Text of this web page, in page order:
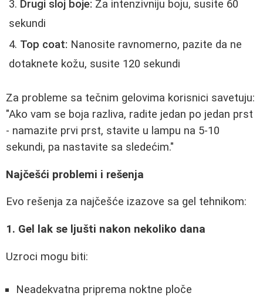
Drugi sloj boje: Za intenzivniju boju, susite 60
sekundi
Top coat: Nanosite ravnomerno, pazite da ne
dotaknete kožu, susite 120 sekundi
Za probleme sa tečnim gelovima korisnici savetuju:
"Ako vam se boja razliva, radite jedan po jedan prst
- namazite prvi prst, stavite u lampu na 5-10
sekundi, pa nastavite sa sledećim."
Najčešći problemi i rešenja
Evo rešenja za najčešće izazove sa gel tehnikom:
1. Gel lak se ljušti nakon nekoliko dana
Uzroci mogu biti:
Neadekvatna priprema noktne ploče